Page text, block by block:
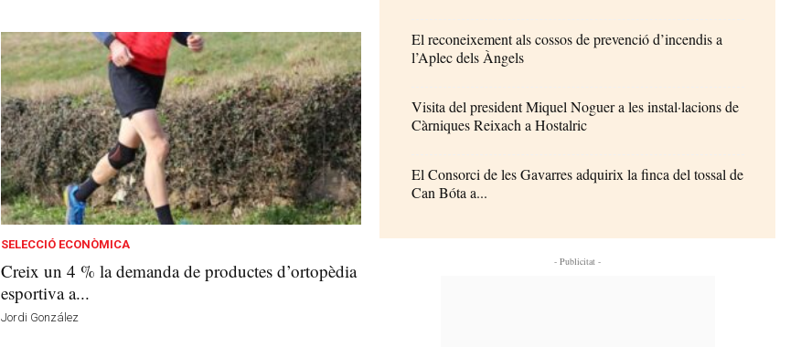
SELECCIÓ ECONÒMICA
Creix un 4 % la demanda de productes d’ortopèdia
esportiva a...
Jordi González
El reconeixement als cossos de prevenció d’incendis a
l’Aplec dels Àngels
Visita del president Miquel Noguer a les instal·lacions de
Càrniques Reixach a Hostalric
El Consorci de les Gavarres adquirix la finca del tossal de
Can Bóta a...
- Publicitat -